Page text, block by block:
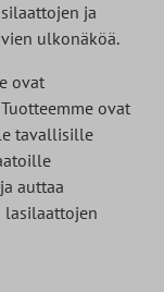
ja
ulkonäköä.
ovat
ovat
tavallisille
auttaa
lasilaattojen